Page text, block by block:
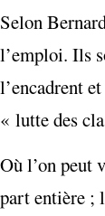
Selon
l’emploi. Ils
l’encadrent
« lutte des
Où l’on peut
part entière ;